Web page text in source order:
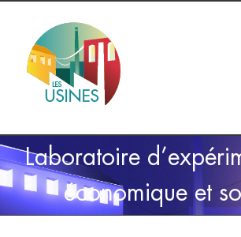
contenu
Laboratoire
économique et